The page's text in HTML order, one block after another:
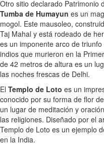
Otro sitio declarado Patrimonio
Tumba de Humayun es un
mogol. Este mausoleo,
Taj Mahal y está rodeado de
es un imponente arco de
indios que murieron en la
de 42 metros de altura es un
las noches frescas de Delhi.
El Templo de Loto es un
conocido por su forma de flor
un lugar de meditación y
las religiones. Diseñado por el
Templo de Loto es un ejemplo
en la India.